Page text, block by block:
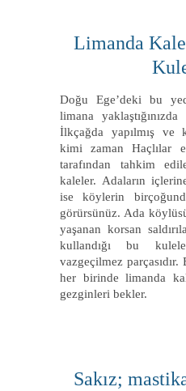
Limanda
Doğu Ege’deki bu
limana
İlkçağda yapılmış ve
kimi zaman Haçlılar
tarafından tahkim
kaleler. Adaların
ise köylerin
görürsünüz. Ada
yaşanan korsan
kullandığı bu
vazgeçilmez
her birinde limanda
gezginleri bekler.
Sakız;